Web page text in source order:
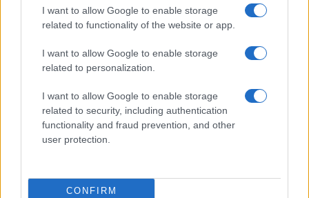
I want to allow Google to enable storage
related to functionality of the website or app.
I want to allow Google to enable storage
related to personalization.
I want to allow Google to enable storage
related to security, including authentication
functionality and fraud prevention, and other
user protection.
CONFIRM
CHI SIAMO CONTATTI PUBBLICITÀ LAVORA CON NOI
OTTO CHANNEL
Iscritto al Registro degli Operatori di Comunicazione n. 37512
© Riproduzione Riservata – Ne è consentita esclusivamente una